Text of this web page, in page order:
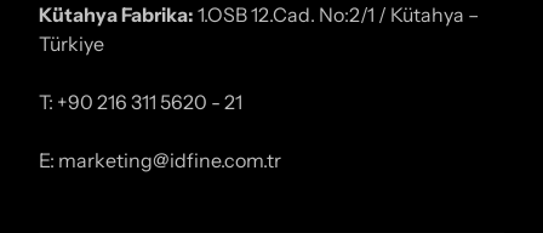
Kütahya Fabrika: 1.OSB 12.Cad. No:2/1 / Kütahya –
Türkiye
T: +90 216 311 5620 - 21
E: marketing@idfine.com.tr